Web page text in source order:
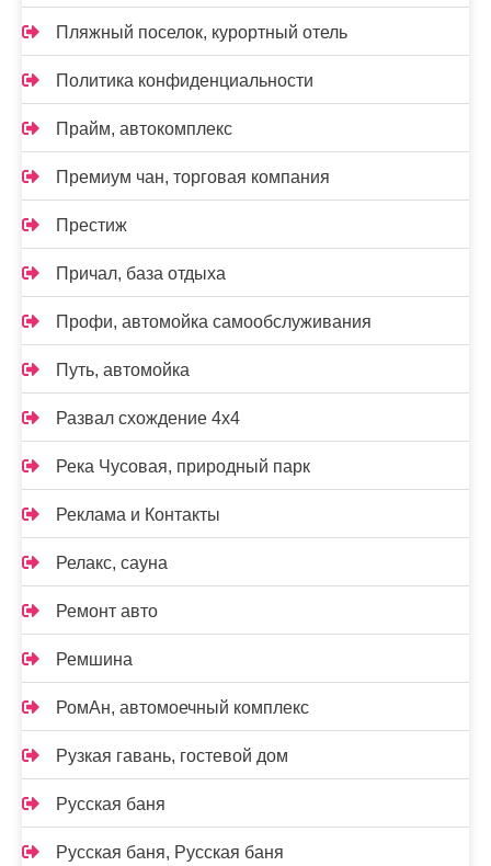
Пляжный поселок, курортный отель
Политика конфиденциальности
Прайм, автокомплекс
Премиум чан, торговая компания
Престиж
Причал, база отдыха
Профи, автомойка самообслуживания
Путь, автомойка
Развал схождение 4х4
Река Чусовая, природный парк
Реклама и Контакты
Релакс, сауна
Ремонт авто
Ремшина
РомАн, автомоечный комплекс
Рузкая гавань, гостевой дом
Русская баня
Русская баня, Русская баня